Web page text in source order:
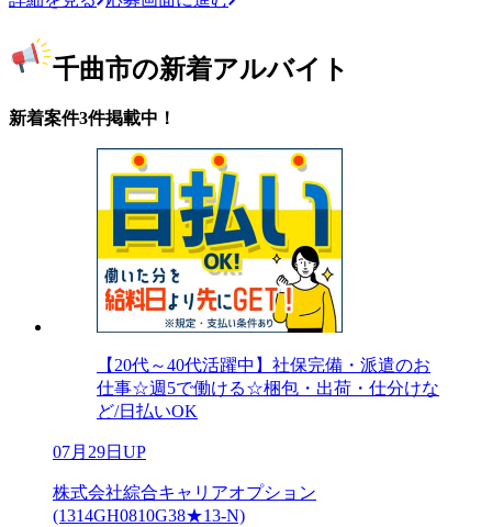
千曲市の新着アルバイト
新着案件3件掲載中！
【20代～40代活躍中】社保完備・派遣のお
仕事☆週5で働ける☆梱包・出荷・仕分けな
ど/日払いOK
07月29日UP
株式会社綜合キャリアオプション
(1314GH0810G38★13-N)